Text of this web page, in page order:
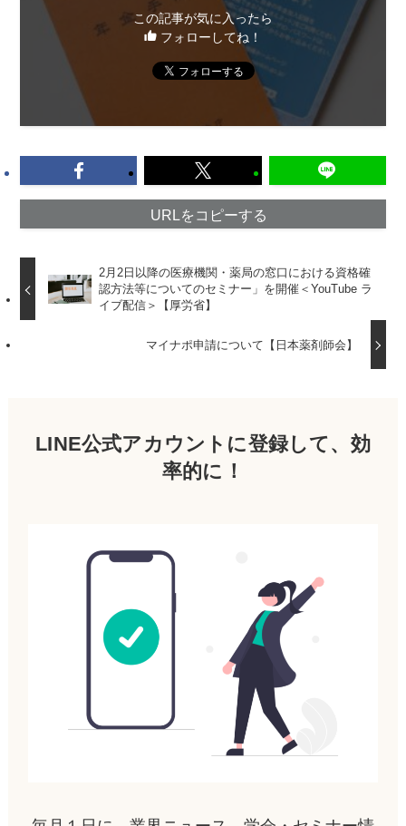
この記事が気に入ったら
フォローしてね！
URLをコピーする
2月2日以降の医療機関・薬局の窓口における資格確
認方法等についてのセミナー」を開催＜YouTube ラ
イブ配信＞【厚労省】
マイナポ申請について【日本薬剤師会】
LINE公式アカウントに登録して、効
率的に！